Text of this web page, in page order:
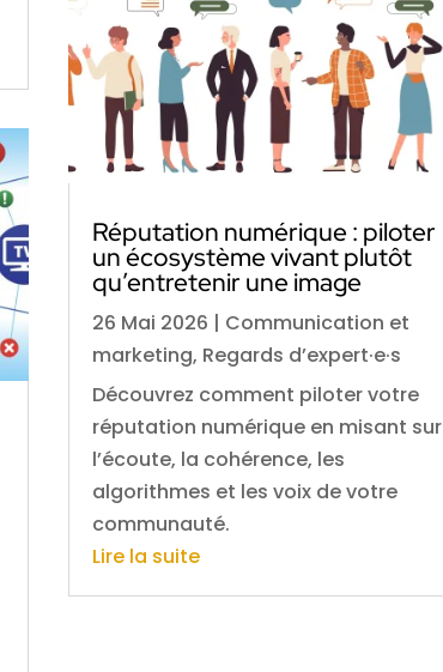
Réputation numérique : piloter
un écosystème vivant plutôt
qu’entretenir une image
26 Mai 2026 | Communication et
marketing, Regards d’expert·e·s
Découvrez comment piloter votre
réputation numérique en misant sur
l’écoute, la cohérence, les
algorithmes et les voix de votre
communauté.
Lire la suite